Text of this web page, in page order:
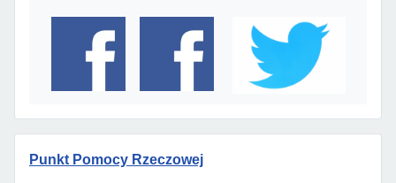
Punkt Pomocy Rzeczowej